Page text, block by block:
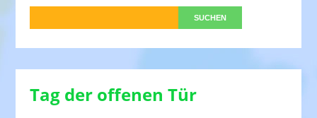
Tag der offenen Tür